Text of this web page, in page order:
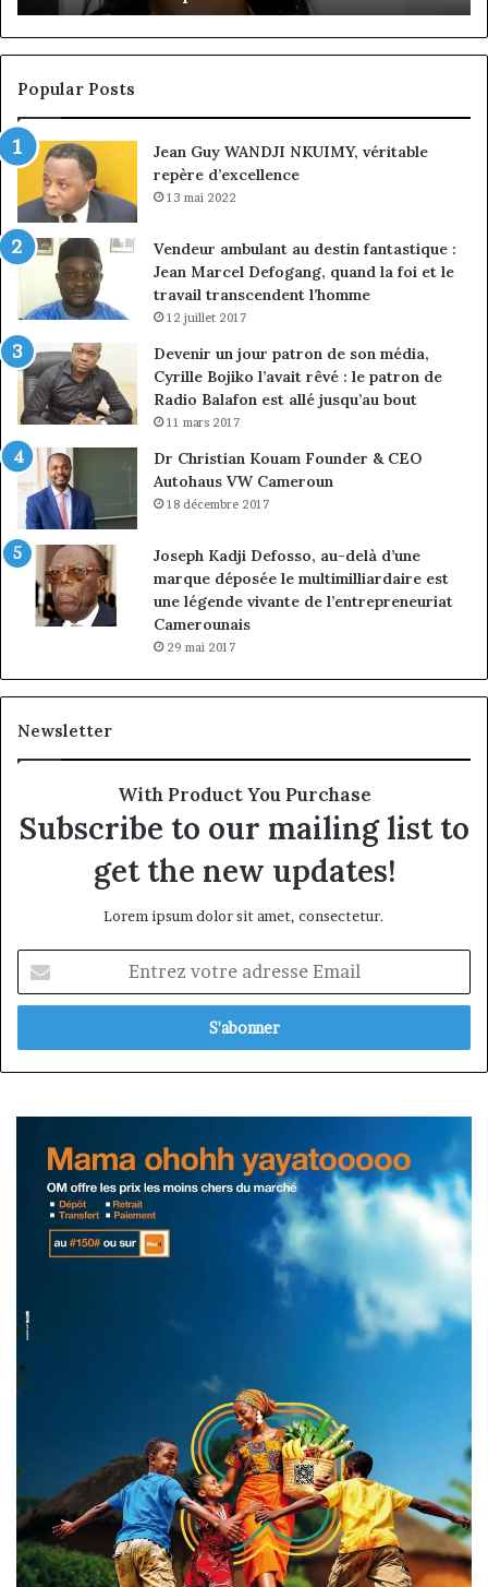
client
à
la
conquête
marché
des
entreprises
Popular Posts
Jean Guy WANDJI NKUIMY, véritable
repère d’excellence
13 mai 2022
Vendeur ambulant au destin fantastique :
Jean Marcel Defogang, quand la foi et le
travail transcendent l’homme
12 juillet 2017
Devenir un jour patron de son média,
Cyrille Bojiko l’avait rêvé : le patron de
Radio Balafon est allé jusqu’au bout
11 mars 2017
Dr Christian Kouam Founder & CEO
Autohaus VW Cameroun
18 décembre 2017
Joseph Kadji Defosso, au-delà d’une
marque déposée le multimilliardaire est
une légende vivante de l’entrepreneuriat
Camerounais
29 mai 2017
Newsletter
With Product You Purchase
Subscribe to our mailing list to
get the new updates!
Lorem ipsum dolor sit amet, consectetur.
votre
adresse